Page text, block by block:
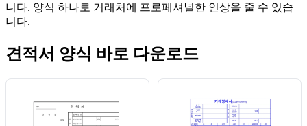
니다. 양식 하나로 거래처에 프로페셔널한 인상을 줄 수 있습
니다.
견적서 양식 바로 다운로드